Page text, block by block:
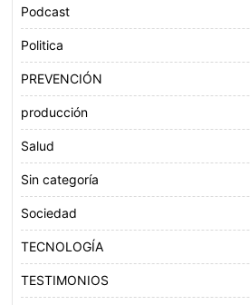
Podcast
Politica
PREVENCIÓN
producción
Salud
Sin categoría
Sociedad
TECNOLOGÍA
TESTIMONIOS